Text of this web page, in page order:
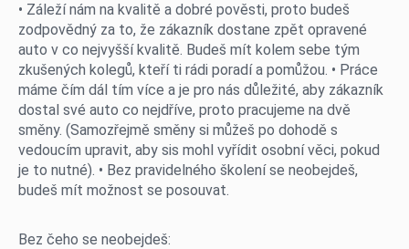
Nabídka nových vozů
Nabídka ojetých vozů
Servis
Zastupované značky
• Záleží nám na kvalitě a dobré pověsti, proto budeš
zodpovědný za to, že zákazník dostane zpět opravené
auto v co nejvyšší kvalitě. Budeš mít kolem sebe tým
zkušených kolegů, kteří ti rádi poradí a pomůžou. • Práce
máme čím dál tím více a je pro nás důležité, aby zákazník
dostal své auto co nejdříve, proto pracujeme na dvě
směny. (Samozřejmě směny si můžeš po dohodě s
vedoucím upravit, aby sis mohl vyřídit osobní věci, pokud
je to nutné). • Bez pravidelného školení se neobejdeš,
budeš mít možnost se posouvat.
Bez čeho se neobejdeš: